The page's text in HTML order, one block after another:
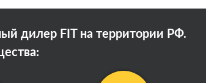
дилер FIT на территории РФ.